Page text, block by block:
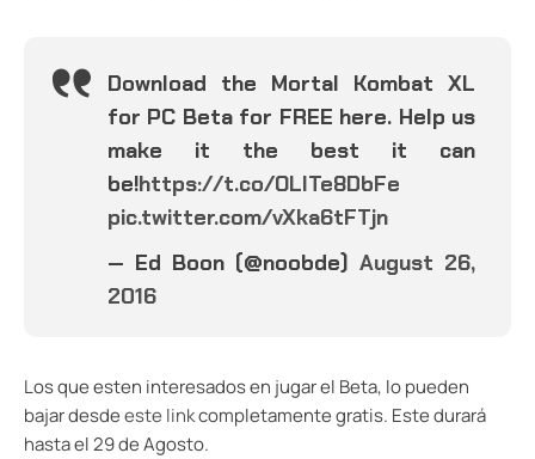
Download the Mortal Kombat XL
for PC Beta for FREE here. Help us
make it the best it can
be!https://t.co/OLITe8DbFe
pic.twitter.com/vXka6tFTjn
— Ed Boon (@noobde) August 26,
2016
Los que esten interesados en jugar el Beta, lo pueden
bajar desdeeste linkcompletamente gratis. Este durará
hasta el 29 de Agosto.